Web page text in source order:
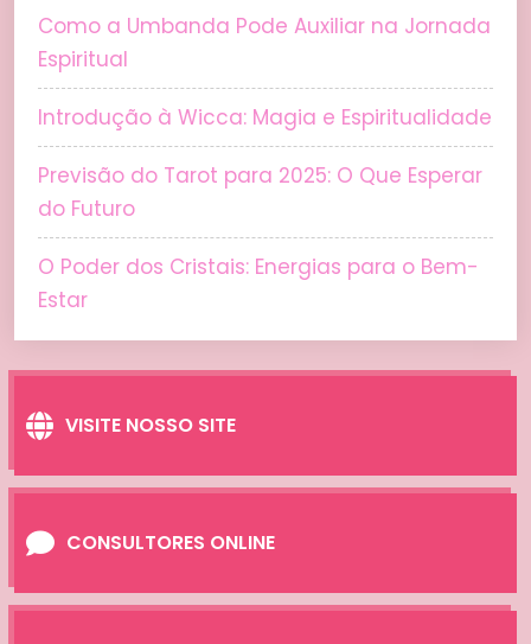
Como a Umbanda Pode Auxiliar na Jornada
Espiritual
Introdução à Wicca: Magia e Espiritualidade
Previsão do Tarot para 2025: O Que Esperar
do Futuro
O Poder dos Cristais: Energias para o Bem-
Estar
VISITE NOSSO SITE
CONSULTORES ONLINE